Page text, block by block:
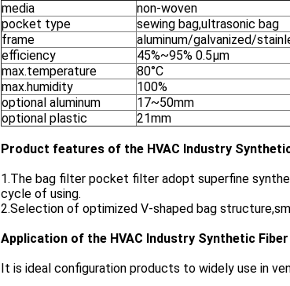
media
non-woven
pocket type
sewing bag,ultrasonic bag
frame
aluminum/galvanized/
efficiency
45%~95% 0.5μm
max.temperature
80°C
max.humidity
100%
optional aluminum
17~50mm
optional plastic
21mm
Product features of the HVAC Industry
1.The bag filter pocket filter adopt superfine
cycle of using.
2.Selection of optimized V-shaped bag
Application of the HVAC Industry Synthetic
It is ideal configuration products to widely use in